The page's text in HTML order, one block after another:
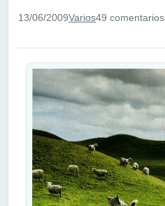
13/06/2009Varios49 comentarios